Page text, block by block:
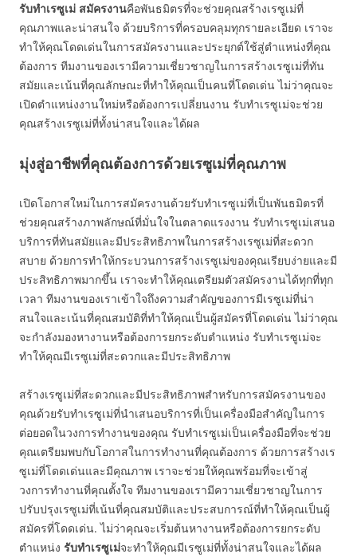
รับทำเรซูเม่ สมัครงานคือพันธมิตรที่จะช่วยคุณสร้างเรซูเม่ที่
คุณภาพและน่าสนใจ ด้วยบริการที่ครอบคลุมทุกรายละเอียด เราจะ
ทำให้คุณโดดเด่นในการสมัครงานและประยุกต์ใช้สู่ตำแหน่งที่คุณ
ต้องการ ทีมงานของเรามีความเชี่ยวชาญในการสร้างเรซูเม่ที่ทัน
สมัยและเน้นที่คุณลักษณะที่ทำให้คุณเป็นคนที่โดดเด่น ไม่ว่าคุณจะ
เปิดตำแหน่งงานใหม่หรือต้องการเปลี่ยนงาน รับทำเรซูเม่จะช่วย
คุณสร้างเรซูเม่ที่ทั้งน่าสนใจและได้ผล
มุ่งสู่อาชีพที่คุณต้องการด้วยเรซูเม่ที่คุณภาพ
เปิดโอกาสใหม่ในการสมัครงานด้วยรับทำเรซูเม่ที่เป็นพันธมิตรที่
ช่วยคุณสร้างภาพลักษณ์ที่มั่นใจในตลาดแรงงาน รับทำเรซูเม่เสนอ
บริการที่ทันสมัยและมีประสิทธิภาพในการสร้างเรซูเม่ที่สะดวก
สบาย ด้วยการทำให้กระบวนการสร้างเรซูเม่ของคุณเรียบง่ายและมี
ประสิทธิภาพมากขึ้น เราจะทำให้คุณเตรียมตัวสมัครงานได้ทุกที่ทุก
เวลา ทีมงานของเราเข้าใจถึงความสำคัญของการมีเรซูเม่ที่น่า
สนใจและเน้นที่คุณสมบัติที่ทำให้คุณเป็นผู้สมัครที่โดดเด่น ไม่ว่าคุณ
จะกำลังมองหางานหรือต้องการยกระดับตำแหน่ง รับทำเรซูเม่จะ
ทำให้คุณมีเรซูเม่ที่สะดวกและมีประสิทธิภาพ
สร้างเรซูเม่ที่สะดวกและมีประสิทธิภาพสำหรับการสมัครงานของ
คุณด้วยรับทำเรซูเม่ที่นำเสนอบริการที่เป็นเครื่องมือสำคัญในการ
ต่อยอดในวงการทำงานของคุณ รับทำเรซูเม่เป็นเครื่องมือที่จะช่วย
คุณเตรียมพบกับโอกาสในการทำงานที่คุณต้องการ ด้วยการสร้างเร
ซูเม่ที่โดดเด่นและมีคุณภาพ เราจะช่วยให้คุณพร้อมที่จะเข้าสู่
วงการทำงานที่คุณตั้งใจ ทีมงานของเรามีความเชี่ยวชาญในการ
ปรับปรุงเรซูเม่ที่เน้นที่คุณสมบัติและประสบการณ์ที่ทำให้คุณเป็นผู้
สมัครที่โดดเด่น. ไม่ว่าคุณจะเริ่มต้นหางานหรือต้องการยกระดับ
ตำแหน่ง รับทำเรซูเม่จะทำให้คุณมีเรซูเม่ที่ทั้งน่าสนใจและได้ผล